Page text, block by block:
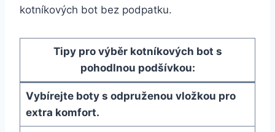
kotníkových bot bez podpatku.
Tipy pro výběr kotníkových bot ‌s
pohodlnou podšívkou:
Vybírejte boty s odpruženou vložkou pro
extra komfort.